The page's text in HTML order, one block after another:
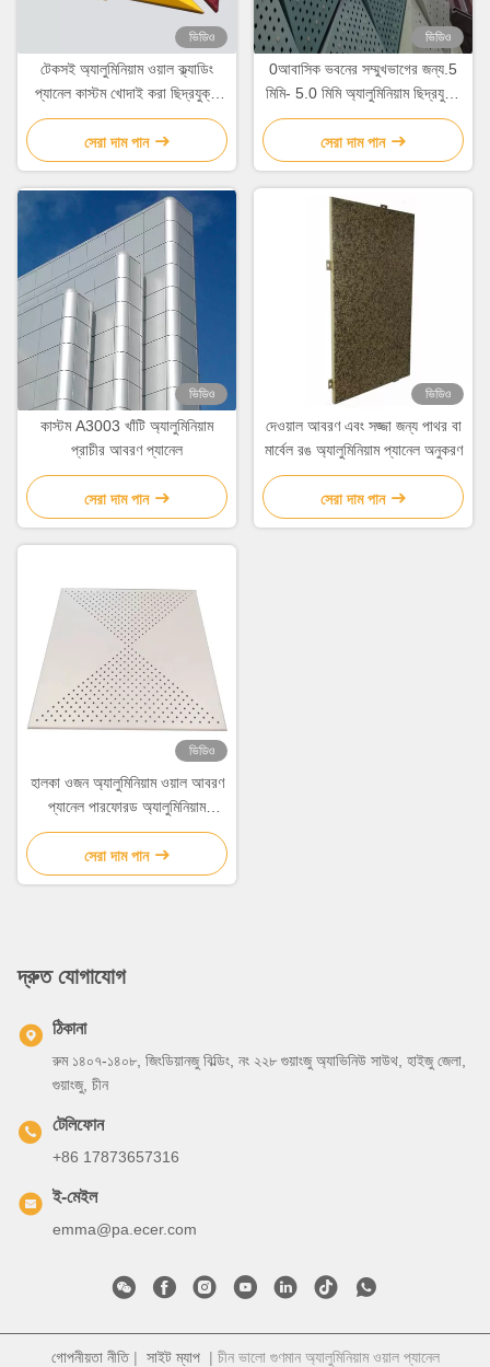
ভিডিও
টেকসই অ্যালুমিনিয়াম ওয়াল ক্ল্যাডিং
প্যানেল কাস্টম খোদাই করা ছিদ্রযুক্ত
শীট ধাতু প্যানেল
সেরা দাম পান
ভিডিও
0আবাসিক ভবনের সম্মুখভাগের জন্য.5
মিমি- 5.0 মিমি অ্যালুমিনিয়াম ছিদ্রযুক্ত
প্যানেল
সেরা দাম পান
ভিডিও
কাস্টম A3003 খাঁটি অ্যালুমিনিয়াম
প্রাচীর আবরণ প্যানেল
সেরা দাম পান
ভিডিও
দেওয়াল আবরণ এবং সজ্জা জন্য পাথর বা
মার্বেল রঙ অ্যালুমিনিয়াম প্যানেল অনুকরণ
সেরা দাম পান
ভিডিও
হালকা ওজন অ্যালুমিনিয়াম ওয়াল আবরণ
প্যানেল পারফোরড অ্যালুমিনিয়াম
কম্পোজিট প্যানেল
সেরা দাম পান
দ্রুত যোগাযোগ
ঠিকানা
রুম ১৪০৭-১৪০৮, জিংডিয়ানজু বিল্ডিং, নং ২২৮ গুয়াংজু অ্যাভিনিউ সাউথ, হাইজু জেলা,
গুয়াংজু, চীন
টেলিফোন
+86 17873657316
ই-মেইল
emma@pa.ecer.com
গোপনীয়তা নীতি| সাইট ম্যাপ| চীন ভালো গুণমান অ্যালুমিনিয়াম ওয়াল প্যানেল